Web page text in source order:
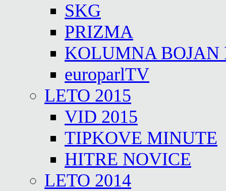
SKG
PRIZMA
KOLUMNA BOJAN
europarlTV
LETO 2015
VID 2015
TIPKOVE MINUTE
HITRE NOVICE
LETO 2014